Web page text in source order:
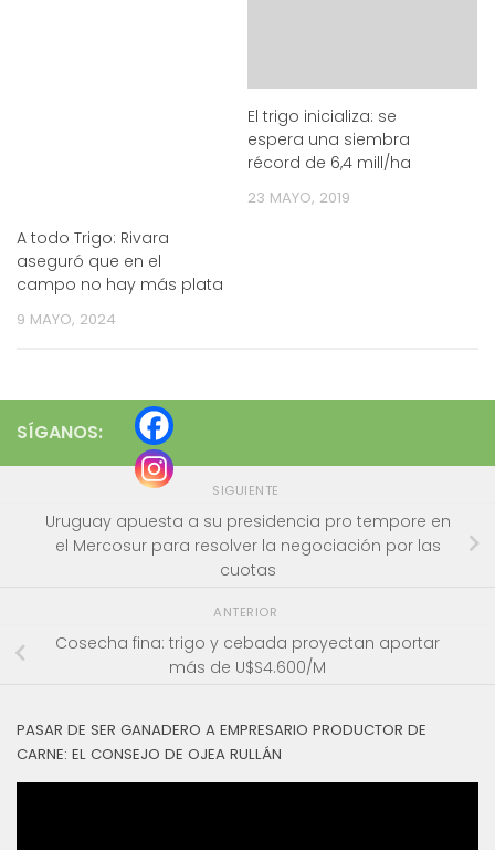
A todo Trigo: Rivara
aseguró que en el
campo no hay más plata
9 MAYO, 2024
El trigo inicializa: se
espera una siembra
récord de 6,4 mill/ha
23 MAYO, 2019
SÍGANOS:
SIGUIENTE
Uruguay apuesta a su presidencia pro tempore en
el Mercosur para resolver la negociación por las
cuotas
ANTERIOR
Cosecha fina: trigo y cebada proyectan aportar
más de U$S4.600/M
PASAR DE SER GANADERO A EMPRESARIO PRODUCTOR DE
CARNE: EL CONSEJO DE OJEA RULLÁN